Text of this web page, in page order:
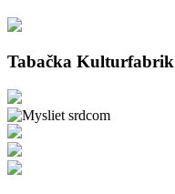
Tabačka Kulturfabrik